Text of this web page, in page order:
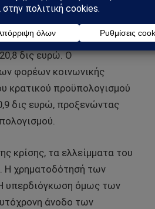
το έλλειμμα του
δις ευρώ. Ειδικότερα, το
μόλις 23,1 δις και οι
δις ευρώ. Ο
φορέων κοινωνικής
κρατικού προϋπολογισμού
δις ευρώ, προξενώντας
κρίσης, τα ελλείμματα του
Η χρηματοδότησή των
Η υπερδιόγκωση όμως των
άνοδο των